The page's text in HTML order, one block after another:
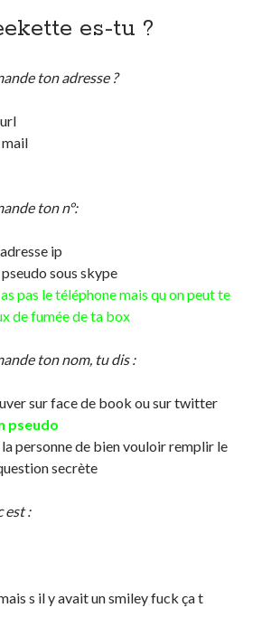
j’ai opéré ma vélorution toute personnelle
Comment j’ai opéré ma vélorution toute
es-tu ?
ton adresse ?
mail
ton n°:
ip
sous skype
pas le téléphone mais qu on peut te
de fumée de ta box
ton nom, tu dis :
sur face de book ou sur twitter
pseudo
personne de bien vouloir remplir le
secrète
est :
s il y avait un smiley fuck ça t